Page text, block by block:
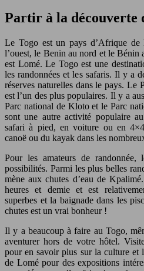
Partir à la découverte
Le Togo est un pays d’Afrique de
l’ouest, le Benin au nord et le Bénin
est Lomé. Le Togo est une
les randonnées et les safaris. Il y a
réserves naturelles dans le pays. Le
est l’un des plus populaires. Il y a
Parc national de Kloto et le Parc
sont une autre activité populaire
safari à pied, en voiture ou en
canoë ou du kayak dans les
Pour les amateurs de
possibilités. Parmi les plus belles
mène aux chutes d’eau de
heures et demie et est
superbes et la baignade dans les
chutes est un vrai bonheur !
Il y a beaucoup à faire au Togo,
aventurer hors de votre hôtel.
pour en savoir plus sur la culture et
de Lomé pour des expositions